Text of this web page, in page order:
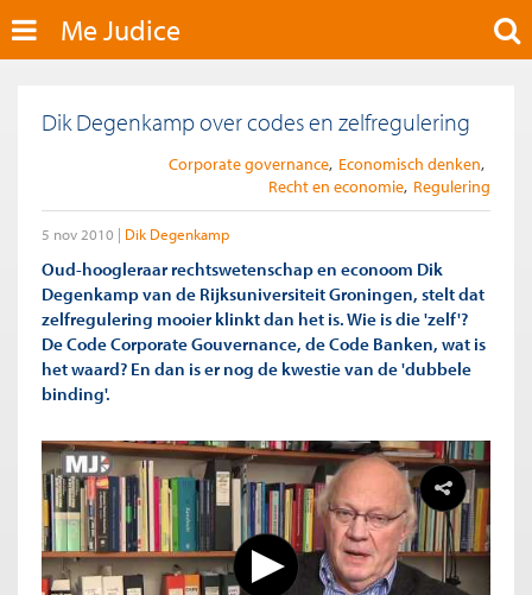
Me Judice
Dik Degenkamp over codes en zelfregulering
Corporate governance Economisch denken
Recht en economie Regulering
5 nov 2010 Dik Degenkamp
Oud-hoogleraar rechtswetenschap en econoom Dik
Degenkamp van de Rijksuniversiteit Groningen, stelt dat
zelfregulering mooier klinkt dan het is. Wie is die 'zelf'?
De Code Corporate Gouvernance, de Code Banken, wat is
het waard? En dan is er nog de kwestie van de 'dubbele
binding'.